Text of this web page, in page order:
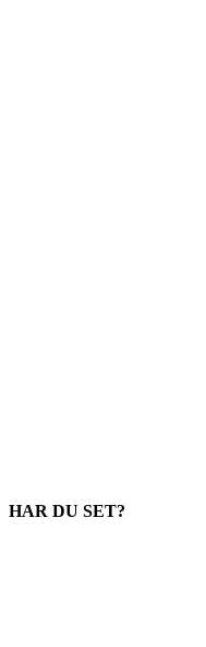
HAR DU SET?